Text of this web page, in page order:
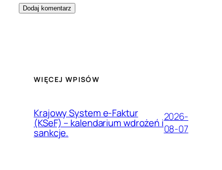
WIĘCEJ WPISÓW
Krajowy System e-Faktur
(KSeF) – kalendarium wdrożeń i
sankcje.
2026-
08-07